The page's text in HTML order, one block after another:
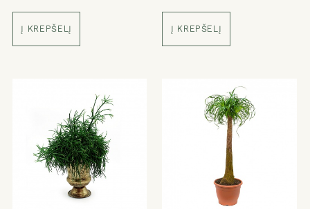
Į KREPŠELĮ Į KREPŠELĮ